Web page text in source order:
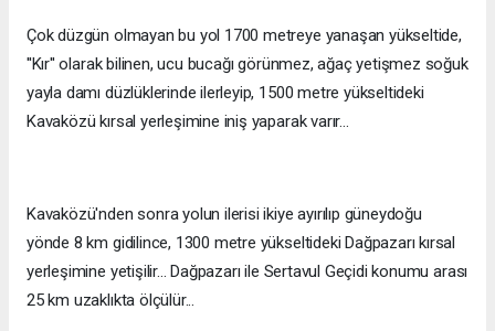
Çok düzgün olmayan bu yol 1700 metreye yanaşan yükseltide,
''Kır'' olarak bilinen, ucu bucağı görünmez, ağaç yetişmez soğuk
yayla damı düzlüklerinde ilerleyip, 1500 metre yükseltideki
Kavaközü kırsal yerleşimine iniş yaparak varır...
Kavaközü'nden sonra yolun ilerisi ikiye ayırılıp güneydoğu
yönde 8 km gidilince, 1300 metre yükseltideki Dağpazarı kırsal
yerleşimine yetişilir... Dağpazarı ile Sertavul Geçidi konumu arası
25 km uzaklıkta ölçülür...